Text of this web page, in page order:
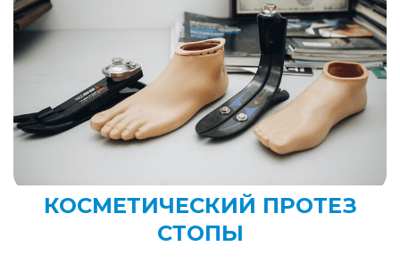
КОСМЕТИЧЕСКИЙ ПРОТЕЗ
СТОПЫ